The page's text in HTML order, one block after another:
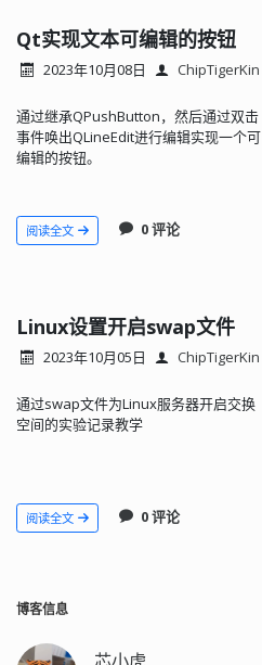
Qt实现文本可编辑的按钮
2023年10月08日 ChipTigerKin
通过继承QPushButton，然后通过双击
事件唤出QLineEdit进行编辑实现一个可
编辑的按钮。
阅读全文 0 评论
Linux设置开启swap文件
2023年10月05日 ChipTigerKin
通过swap文件为Linux服务器开启交换
空间的实验记录教学
阅读全文 0 评论
博客信息